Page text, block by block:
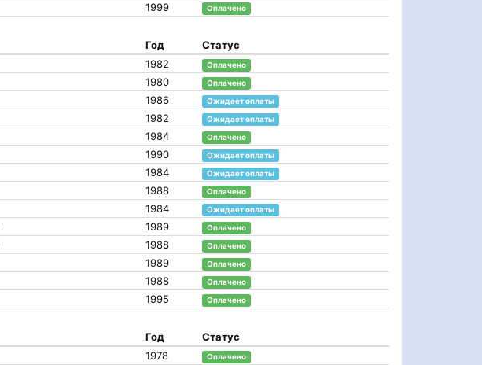
1999 Оплачено
Год
Статус
1982 Оплачено
1980 Оплачено
1986 Ожидает оплаты
1982 Ожидает оплаты
1984 Оплачено
1990 Ожидает оплаты
1984 Ожидает оплаты
1988 Оплачено
1984 Ожидает оплаты
1989 Оплачено
1988 Оплачено
1989 Оплачено
1988 Оплачено
1995 Оплачено
Год
Статус
1978 Оплачено